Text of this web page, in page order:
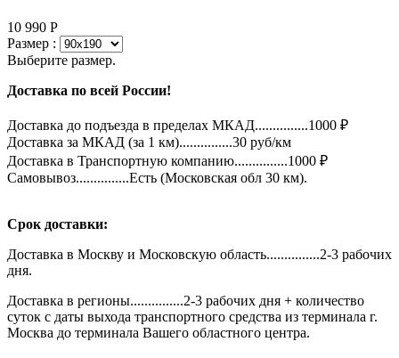
10 990 Р
Размер :
Выберите размер.
Доставка по всей России!
Доставка до подъезда в пределах МКАД...............1000 ₽
Доставка за МКАД (за 1 км)...............30 руб/км
Доставка в Транспортную компанию...............1000 ₽
Самовывоз...............Есть (Московская обл 30 км).
Срок доставки:
Доставка в Москву и Московскую область...............2-3 рабочих
дня.
Доставка в регионы...............2-3 рабочих дня + количество
суток с даты выхода транспортного средства из терминала г.
Москва до терминала Вашего областного центра.